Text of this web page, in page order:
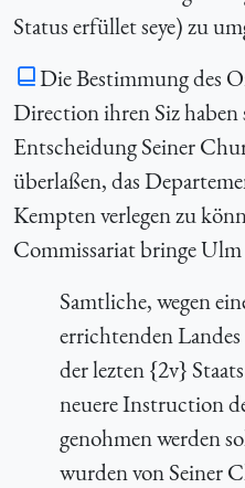
Status erfüllet seye) zu
Die Bestimmung des
Direction ihren Siz haben
Entscheidung Seiner
überlaßen, das
Kempten verlegen zu
Commissariat bringe
Samtliche, wegen
errichtenden
der lezten {2v}
neuere Instruction
genohmen werden
wurden von Seiner